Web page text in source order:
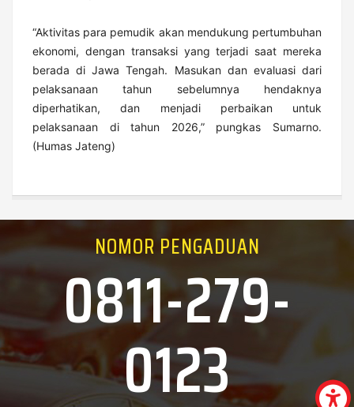
“Aktivitas para pemudik akan mendukung pertumbuhan
ekonomi, dengan transaksi yang terjadi saat mereka
berada di Jawa Tengah. Masukan dan evaluasi dari
pelaksanaan tahun sebelumnya hendaknya
diperhatikan, dan menjadi perbaikan untuk
pelaksanaan di tahun 2026,” pungkas Sumarno.
(Humas Jateng)
NOMOR PENGADUAN
0811-279-
0123